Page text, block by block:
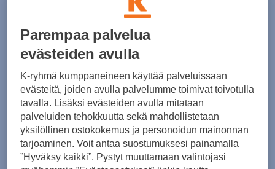
Väri Musta
Koko
XS S M L
Kokotaulukko
Parempaa palvelua
evästeiden avulla
K-ryhmä kumppaneineen käyttää palveluissaan
evästeitä, joiden avulla palvelumme toimivat toivotulla
tavalla. Lisäksi evästeiden avulla mitataan
palveluiden tehokkuutta sekä mahdollistetaan
yksilöllinen ostokokemus ja personoidun mainonnan
tarjoaminen. Voit antaa suostumuksesi painamalla
”Hyväksy kaikki”. Pystyt muuttamaan valintojasi